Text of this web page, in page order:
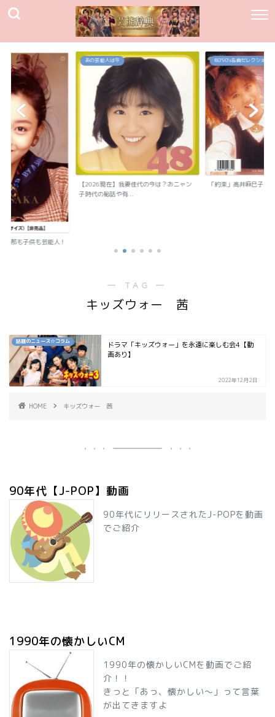
旦那も子供も芸能人！
あの芸能人は今
【2026現在】我妻佳代の今は？おニャン
子時代の秘話や有...
80`90's名曲セレクション
「約束」高井麻巳子
― TAG ―
キッズウォー 茜
話題のニュース☆コラム
ドラマ「キッズウォー」を永遠に楽しむ会4【動
画あり】
2022年12月2日
HOME キッズウォー 茜
90年代【J-POP】動画
90年代にリリースされたJ-POPを動画
でご紹介
1990年の懐かしいCM
1990年の懐かしいCMを動画でご紹
介！！
きっと「あっ、懐かしい～」って言葉
が出てきますよ